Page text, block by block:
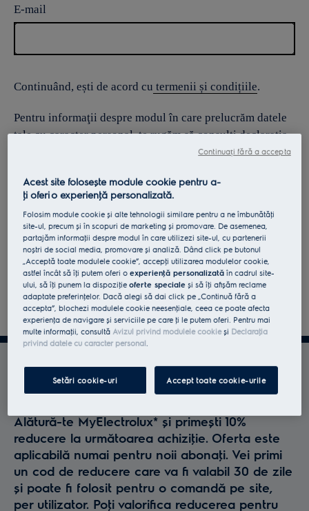
E-mail
Continuând, ești de acord cu termenii și condițiile.
Pentru informaţii despre modul în care prelucrăm datele
tale cu caracter personal, te rugăm să consulţi declaraţia
Profită la maxim de
Electrolux
Alătură-te MyElectrolux* și primești 10%
reducere la următoarea achiziţie. Oferta este
aplicabilă numai pentru noii abonaţi. Vei primi
un cod de reducere care va fi valabil 30 de zile
și poate fi folosit pentru o comandă pe site,
per utilizator. Poţi valorifica reducerea pentru
Acest site folosește module cookie pentru a-
ţi oferi o experienţă personalizată.
Folosim module cookie și alte tehnologii similare pentru a ne îmbunătăţi
site-ul, precum și în scopuri de marketing și promovare. De asemenea,
partajăm informaţii despre modul în care utilizezi site-ul, cu partenerii
noștri de social media, promovare și analiză. Dând click pe butonul
„Acceptă toate modulele cookie”, accepţi utilizarea modulelor cookie,
astfel încât să îţi putem oferi oexperienţă personalizată în cadrul site-
ului, să îţi punem la dispoziţieoferte speciale și să îţi afișăm reclame
adaptate preferinţelor. Dacă alegi să dai click pe „Continuă fără a
accepta”, blochezi modulele cookie neesenţiale, ceea ce poate afecta
experienţa de navigare și serviciile pe care ţi le putem oferi. Pentru mai
multe informaţii, consultă Avizul privind modulele cookieși Declaraţia
privind datele cu caracter personal.
Setări cookie-uri Accept toate cookie-urile
Continuați fără a accepta